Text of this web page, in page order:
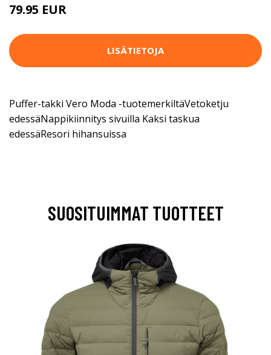
79.95 EUR
LISÄTIETOJA
Puffer-takki Vero Moda -tuotemerkiltäVetoketju
edessäNappikiinnitys sivuilla Kaksi taskua
edessäResori hihansuissa
SUOSITUIMMAT TUOTTEET